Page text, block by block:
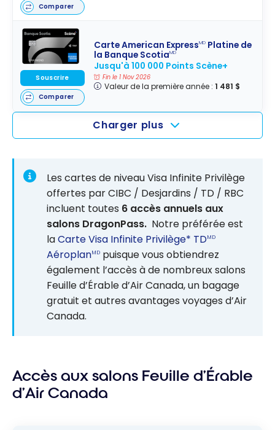
Comparer
Carte American ExpressMD Platine de
la Banque ScotiaMD
Jusqu'à 100 000 Points Scène+
Fin le 1 Nov 2026
Valeur de la première année : 1 481 $
Souscrire
Comparer
Charger plus
Les cartes de niveau Visa Infinite Privilège
offertes par CIBC / Desjardins / TD / RBC
incluent toutes 6 accès annuels aux
salons DragonPass. Notre préférée est
laCarte Visa Infinite Privilège* TDMD
AéroplanMD puisque vous obtiendrez
également l’accès à de nombreux salons
Feuille d’Érable d’Air Canada, un bagage
gratuit et autres avantages voyages d’Air
Canada.
Accès aux salons Feuille d’Érable
d’Air Canada